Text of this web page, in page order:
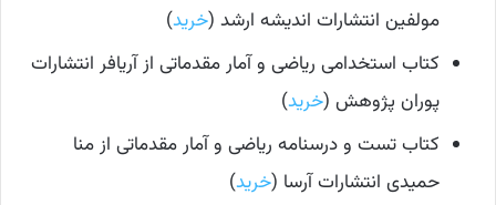
مولفین انتشارات اندیشه ارشد (خرید)
کتاب استخدامی ریاضی و آمار مقدماتی از آریافر انتشارات
پوران پژوهش (خرید)
کتاب تست و درسنامه ریاضی و آمار مقدماتی از منا
حمیدی انتشارات آرسا (خرید)